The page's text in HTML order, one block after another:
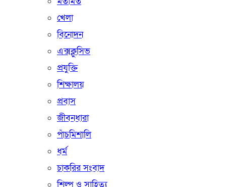
খেলা
বিনোদন
এক্সক্লুসিভ
প্রযুক্তি
শিক্ষালয়
প্রবাস
জীবনধারা
পাঁচমিশালি
ধর্ম
চাকরির সংবাদ
শিল্প ও সাহিত্য